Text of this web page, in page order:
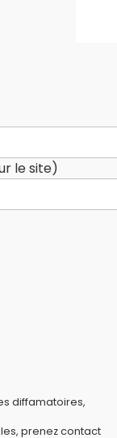
le site)
diffamatoires,
prenez contact